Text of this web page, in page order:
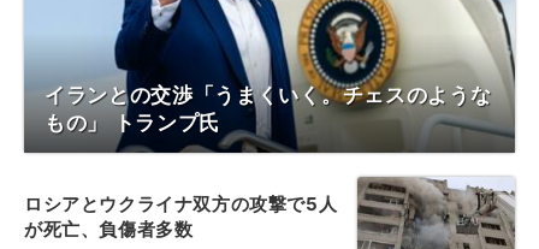
イランとの交渉「うまくいく。チェスのような
もの」 トランプ氏
ロシアとウクライナ双方の攻撃で5人
が死亡、負傷者多数